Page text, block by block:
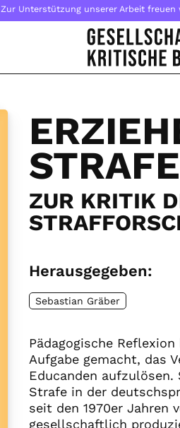
Zur Unterstützung unserer Arbeit freuen
ZUR KRITIK
Herausgegeben:
Sebastian Gräber
Pädagogische
Aufgabe gemacht, das
Educanden
Strafe in der
seit den 1970er Jahren
gesellschaftlich